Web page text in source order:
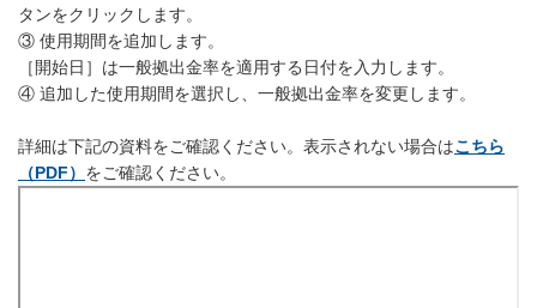
タンをクリックします。
③ 使用期間を追加します。
［開始日］は一般拠出金率を適用する日付を入力します。
④ 追加した使用期間を選択し、一般拠出金率を変更します。
詳細は下記の資料をご確認ください。表示されない場合はこちら
（PDF） をご確認ください。